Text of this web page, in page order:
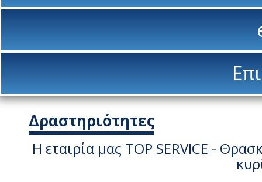
Δραστηριότητες
Η εταιρία μας TOP SERVICE -